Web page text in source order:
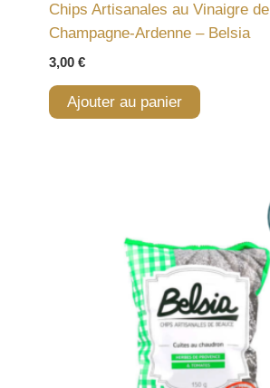
Chips Artisanales au Vinaigre de
Champagne-Ardenne – Belsia
3,00 €
Ajouter au panier